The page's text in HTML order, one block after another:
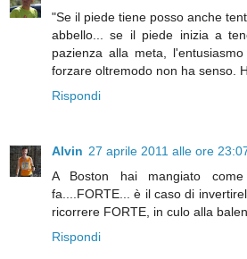
"Se il piede tiene posso anche
abbello... se il piede inizia a
pazienza alla meta,
forzare oltremodo non ha senso.
Rispondi
Alvin 27 aprile 2011 alle ore
A Boston hai mangiato
fa....FORTE... è il caso di
ricorrere FORTE, in culo alla
Rispondi